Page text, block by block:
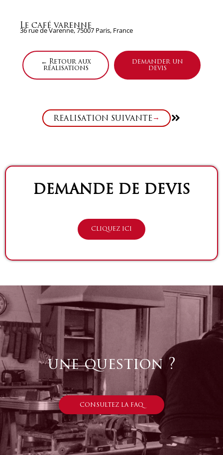
Le café varenne
36 rue de Varenne, 75007 Paris, France
← Retour aux
réalisations
demander un
devis
RÉALISATION SUIVANTE Suivant
DEMANDE DE DEVIS
CLIQUEZ ICI
une question ?
CONSULTEZ LA FAQ